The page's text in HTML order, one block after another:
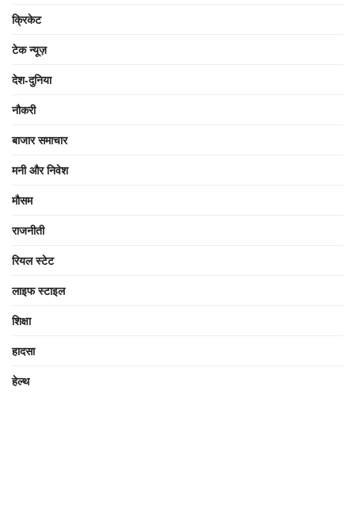
क्रिकेट
टेक न्यूज़
देश-दुनिया
नौकरी
बाजार समाचार
मनी और निवेश
मौसम
राजनीती
रियल स्टेट
लाइफ स्टाइल
शिक्षा
हादसा
हेल्थ